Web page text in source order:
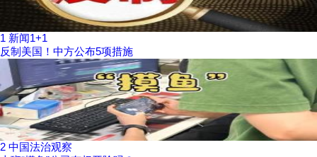
1 新闻1+1
反制美国！中方公布5项措施
2 中国法治观察